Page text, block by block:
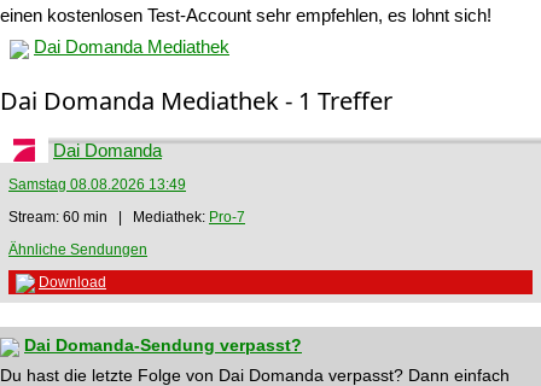
einen kostenlosen Test-Account sehr empfehlen, es lohnt sich!
Dai Domanda Mediathek
Dai Domanda Mediathek - 1 Treffer
Dai Domanda
Samstag 08.08.2026 13:49
Stream: 60 min | Mediathek: Pro-7
Ähnliche Sendungen
Download
Dai Domanda-Sendung verpasst?
Du hast die letzte Folge von Dai Domanda verpasst? Dann einfach